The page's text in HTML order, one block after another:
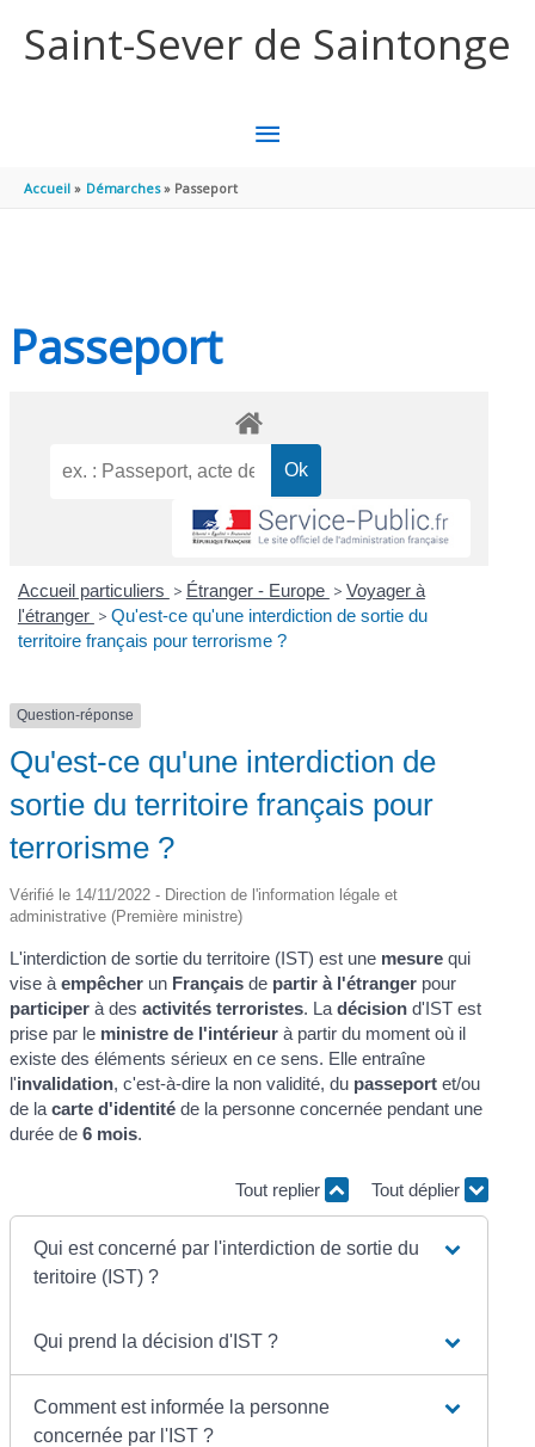
Saint-Sever de Saintonge
MENU
Accueil Démarches Passeport
Passeport
Accueil particuliers > Étranger - Europe > Voyager à
l'étranger > Qu'est-ce qu'une interdiction de sortie du
territoire français pour terrorisme ?
Question-réponse
Qu'est-ce qu'une interdiction de
sortie du territoire français pour
terrorisme ?
Vérifié le 14/11/2022 - Direction de l'information légale et
administrative (Première ministre)
L'interdiction de sortie du territoire (IST) est une mesure qui
vise àempêcher un Français de partir à l'étranger pour
participer à desactivités terroristes. Ladécision d'IST est
prise par le ministre de l'intérieur à partir du moment où il
existe des éléments sérieux en ce sens. Elle entraîne
l'invalidation, c'est-à-dire la non validité, du passeport et/ou
de lacarte d'identité de la personne concernée pendant une
durée de 6 mois.
Tout replier Tout déplier
Qui est concerné par l'interdiction de sortie du
teritoire (IST) ?
Qui prend la décision d'IST ?
Comment est informée la personne
concernée par l'IST ?